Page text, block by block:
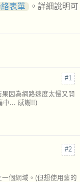
表單
。詳細說明可
因為網路速度太慢又開
中... 感謝!!)
個網域。(但想使用舊的